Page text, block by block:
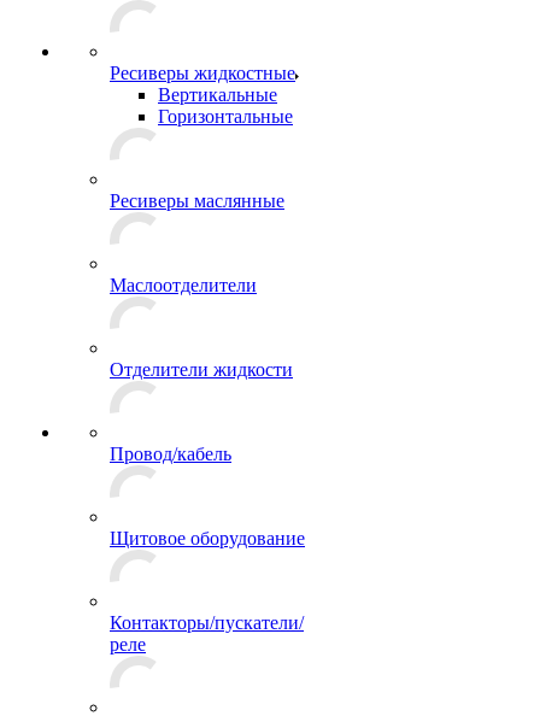
Ресиверы жидкостные
Вертикальные
Горизонтальные
Ресиверы маслянные
Маслоотделители
Отделители жидкости
Провод/кабель
Щитовое оборудование
Контакторы/пускатели/
реле